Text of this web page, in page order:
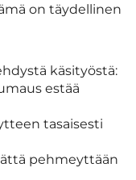
on täydellinen
käsityöstä:
estää
tasaisesti
pehmeyttään